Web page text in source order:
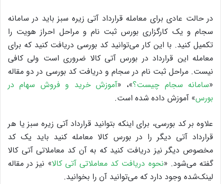
در حالت عادی برای معامله قرارداد آتی زیره سبز باید در سامانه
سجام و یک کارگزاری بورس ثبت نام و مراحل احراز هویت را
تکمیل کنید. با این کار می‌توانید کد بورسی دریافت کنید که برای
معامله این قرارداد در بورس آتی کالا ضروری است ولی کافی
نیست. مراحل ثبت نام در سجام و دریافت کد بورسی در دو مقاله
«سامانه سجام چیست؟»، «آموزش خرید و فروش سهام در
بورس» آموزش داده شده است.
علاوه بر کد بورسی، برای اینکه بتوانید قرارداد آتی زیره سبز یا هر
قرارداد آتی دیگر را در بورس کالا معامله کنید باید یک کد
مخصوص دیگر نیز دریافت کنید که به آن کد معاملاتی آتی کالا
گفته می‌شود. «نحوه دریافت کد معاملاتی‌ آتی کالا» نیز در مقاله
لینک‌شده وجود دارد که می‌توانید آن را بخوانید.